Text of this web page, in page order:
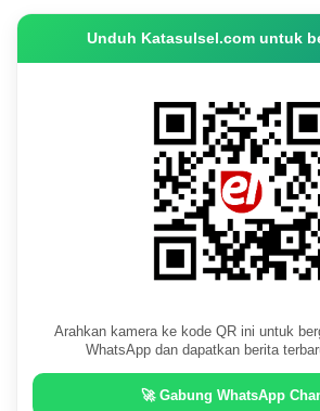
Unduh Katasulsel.com untuk
Arahkan kamera ke kode QR ini untuk
WhatsApp dan dapatkan berita
🚀 Gabung WhatsApp